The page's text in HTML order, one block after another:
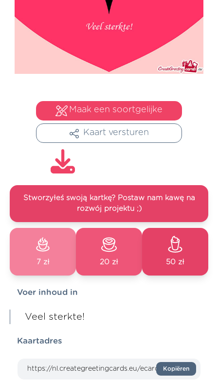
Maak een soortgelijke
Kaart versturen
Stworzyłeś swoją kartkę? Postaw nam kawę na
rozwój projektu ;)
7 zł 20 zł 50 zł
Voer inhoud in
Veel sterkte!
Kaartadres
Kopiëren